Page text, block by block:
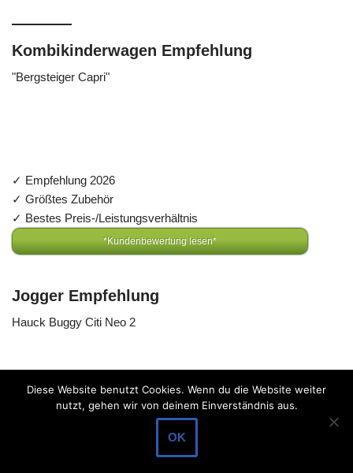
Kombikinderwagen Empfehlung
"Bergsteiger Capri"
✓ Empfehlung 2026
✓ Größtes Zubehör
✓ Bestes Preis-/Leistungsverhältnis
*Kundenbewertung lesen*
Jogger Empfehlung
Hauck Buggy Citi Neo 2
✓ Bestes Preis-/Leistungsverhältnis
Diese Website benutzt Cookies. Wenn du die Website weiter
nutzt, gehen wir von deinem Einverständnis aus.
OK